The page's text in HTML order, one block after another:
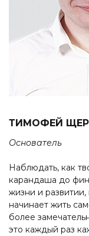
ТИМОФЕЙ
Основатель
Наблюдать, как
карандаша до
жизни и развитии,
начинает жить
более
это каждый раз